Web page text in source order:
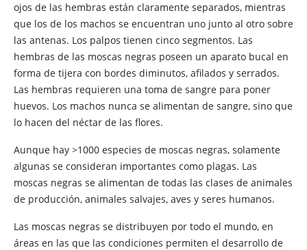
ojos de las hembras están claramente separados, mientras
que los de los machos se encuentran uno junto al otro sobre
las antenas. Los palpos tienen cinco segmentos. Las
hembras de las moscas negras poseen un aparato bucal en
forma de tijera con bordes diminutos, afilados y serrados.
Las hembras requieren una toma de sangre para poner
huevos. Los machos nunca se alimentan de sangre, sino que
lo hacen del néctar de las flores.
Aunque hay >1000 especies de moscas negras, solamente
algunas se consideran importantes como plagas. Las
moscas negras se alimentan de todas las clases de animales
de producción, animales salvajes, aves y seres humanos.
Las moscas negras se distribuyen por todo el mundo, en
áreas en las que las condiciones permiten el desarrollo de